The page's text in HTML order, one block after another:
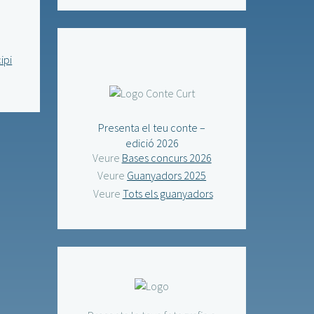
Presenta el teu conte –
edició 2026
Veure Bases concurs 2026
Veure Guanyadors 2025
Veure Tots els guanyadors